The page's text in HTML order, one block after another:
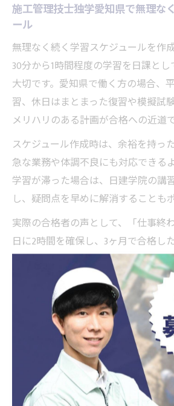
施工管理技士独学愛知県で無理な
ール
無理なく続く学習スケジュールを作
30分から1時間程度の学習を日課と
大切です。愛知県で働く方の場合、
習、休日はまとまった復習や模擬試
メリハリのある計画が合格への近道で
スケジュール作成時は、余裕を持っ
急な業務や体調不良にも対応できる
学習が滞った場合は、日建学院の講
し、疑問点を早めに解消することも
実際の合格者の声として、「仕事終
日に2時間を確保し、3ヶ月で合格し
ります。スケジュールは自分の生活
軟に調整し、継続することが最も重要
施工管理技士独学愛知県の過去問
過去問の活用は、施工管理技士の独
す。愛知県の受験者は、出題傾向や
ため、過去5年分の問題を繰り返し
ます。特に学科試験と実地試験で問